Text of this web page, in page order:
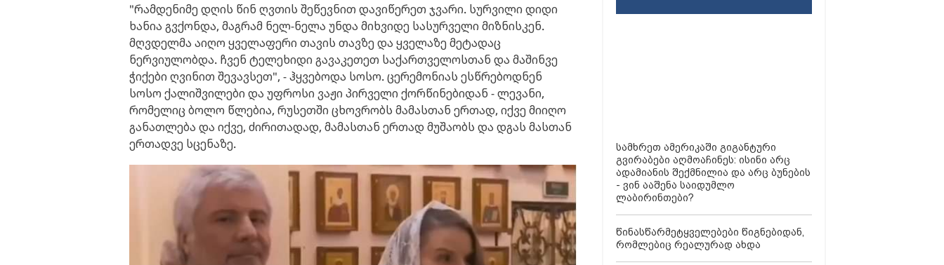
"რამდენიმე დღის წინ ღვთის შეწევნით დავიწერეთ ჯვარი. სურვილი დიდი
ხანია გვქონდა, მაგრამ ნელ-ნელა უნდა მიხვიდე სასურველი მიზნისკენ.
მღვდელმა აიღო ყველაფერი თავის თავზე და ყველაზე მეტადაც
ნერვიულობდა. ჩვენ ტელეხიდი გავაკეთეთ საქართველოსთან და მაშინვე
ჭიქები ღვინით შევავსეთ", - ჰყვებოდა სოსო. ცერემონიას ესწრებოდნენ
სოსო ქალიშვილები და უფროსი ვაჟი პირველი ქორწინებიდან - ლევანი,
რომელიც ბოლო წლებია, რუსეთში ცხოვრობს მამასთან ერთად, იქვე მიიღო
განათლება და იქვე, ძირითადად, მამასთან ერთად მუშაობს და დგას მასთან
ერთადვე სცენაზე.
სამხრეთ ამერიკაში გიგანტური
გვირაბები აღმოაჩინეს: ისინი არც
ადამიანის შექმნილია და არც ბუნების
- ვინ ააშენა საიდუმლო
ლაბირინთები?
წინასწარმეტყველებები წიგნებიდან,
რომლებიც რეალურად ახდა